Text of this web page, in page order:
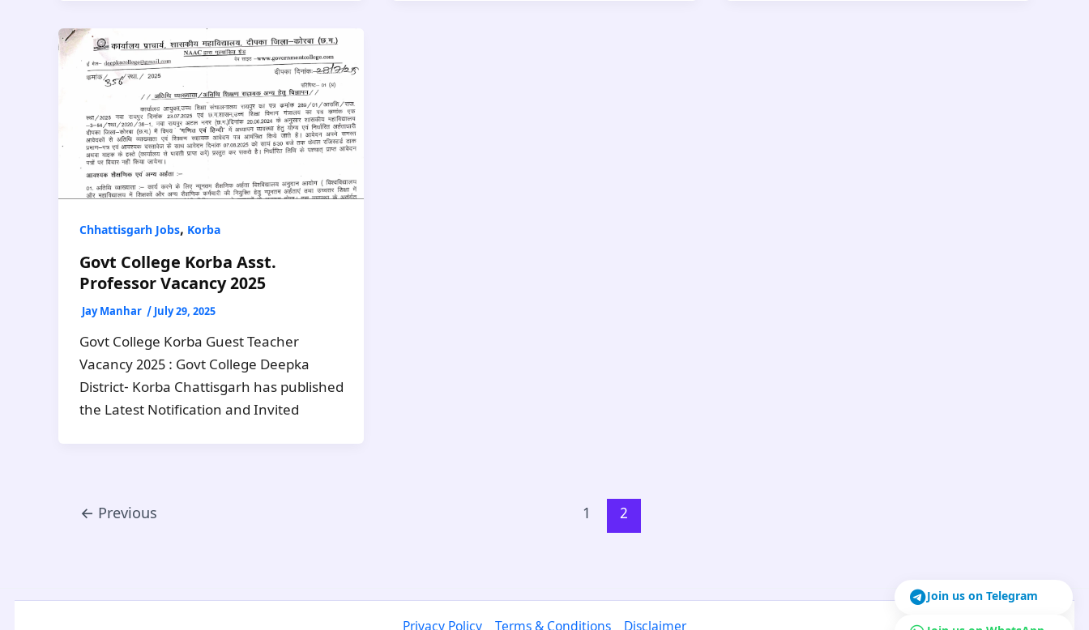
Join us on Telegram
Chhattisgarh Jobs, Korba
Govt College Korba Asst.
Professor Vacancy 2025
Jay Manhar / July 29, 2025
Govt College Korba Guest Teacher
Vacancy 2025 : Govt College Deepka
District- Korba Chattisgarh has published
the Latest Notification and Invited
← Previous 1 2